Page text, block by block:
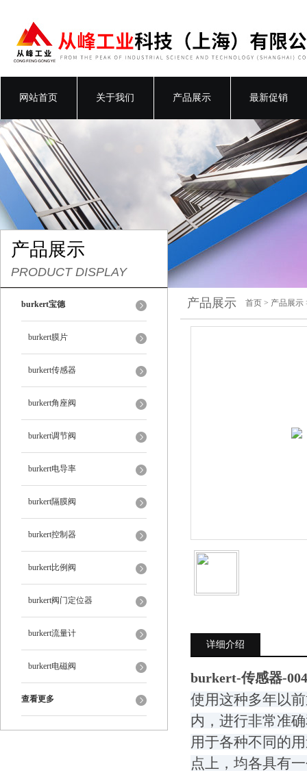
网站首页 关于我们 产品展示 最新促销
产品展示
PRODUCT DISPLAY
burkert宝德
burkert膜片
burkert传感器
burkert角座阀
burkert调节阀
burkert电导率
burkert隔膜阀
burkert控制器
burkert比例阀
burkert阀门定位器
burkert流量计
burkert电磁阀
查看更多
产品展示 首页 > 产品展示
详细介绍
burkert-传感器-
使用这种多年以
内，进行非常准
用于各种不同的
点上，均各具有